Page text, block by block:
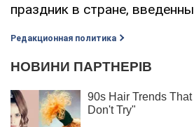
праздник в стране,
Редакционная политика